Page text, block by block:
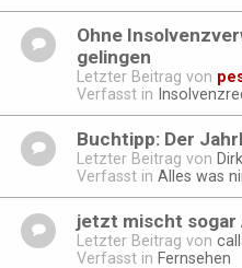
Ohne
gelingen
Letzter Beitrag von
Verfasst in
Buchtipp: Der
Letzter Beitrag von
Verfasst in Alles was
jetzt mischt sogar
Letzter Beitrag von
Verfasst in Fernsehen